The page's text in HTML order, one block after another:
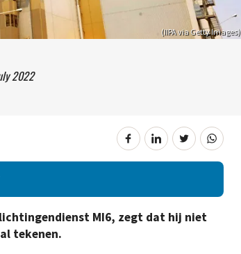
(IIPA via Getty Images)
2022
MI6, zegt dat hij niet
tekenen.